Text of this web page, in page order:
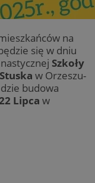
na
się w dniu
Szkoły
w Orzeszu-
budowa
Lipca w